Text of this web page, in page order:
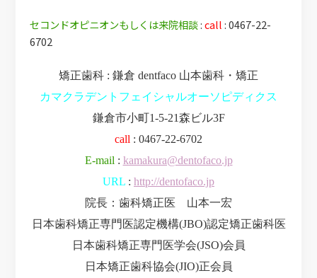
セコンドオピニオンもしくは来院相談:call: 0467-22-
6702
矯正歯科 : 鎌倉 dentfaco 山本歯科・矯正
カマクラデントフェイシャルオーソピディクス
鎌倉市小町1-5-21森ビル3F
call : 0467-22-6702
E-mail : kamakura@dentofaco.jp
URL : http://dentofaco.jp
院長：歯科矯正医 山本一宏
日本歯科矯正専門医認定機構(JBO)認定矯正歯科医
日本歯科矯正専門医学会(JSO)会員
日本矯正歯科協会(JIO)正会員